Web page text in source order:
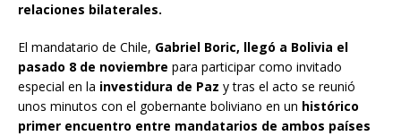
relaciones bilaterales.
El mandatario de Chile, Gabriel Boric, llegó a Bolivia el
pasado 8 de noviembre para participar como invitado
especial en la investidura de Paz y tras el acto se reunió
unos minutos con el gobernante boliviano en un histórico
primer encuentro entre mandatarios de ambos países